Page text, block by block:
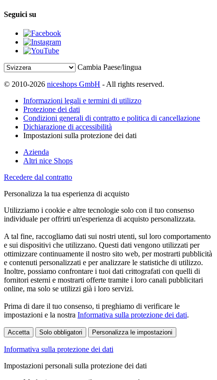
Seguici su
Cambia Paese/lingua
© 2010-2026 niceshops GmbH - All rights reserved.
Informazioni legali e termini di utilizzo
Protezione dei dati
Condizioni generali di contratto e politica di cancellazione
Dichiarazione di accessibilità
Impostazioni sulla protezione dei dati
Azienda
Altri nice Shops
Recedere dal contratto
Personalizza la tua esperienza di acquisto
Utilizziamo i cookie e altre tecnologie solo con il tuo consenso
individuale per offrirti un'esperienza di acquisto personalizzata.
A tal fine, raccogliamo dati sui nostri utenti, sul loro comportamento
e sui dispositivi che utilizzano. Questi dati vengono utilizzati per
ottimizzare continuamente il nostro sito web, per mostrarti pubblicità
e contenuti personalizzati e per analizzare le statistiche di utilizzo.
Inoltre, possiamo confrontare i tuoi dati crittografati con quelli di
fornitori esterni e mostrarti offerte tramite i loro canali pubblicitari
online, ma solo se utilizzi già i loro servizi.
Prima di dare il tuo consenso, ti preghiamo di verificare le
impostazioni e la nostra Informativa sulla protezione dei dati.
Accetta Solo obbligatori Personalizza le impostazioni
Informativa sulla protezione dei dati
Impostazioni personali sulla protezione dei dati